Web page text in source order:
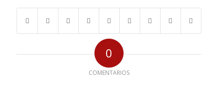
0
COMENTARIOS